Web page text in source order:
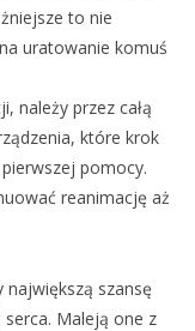
to nie
uratowanie komuś
należy przez całą
które krok
pomocy.
reanimację aż
szansę
Maleją one z